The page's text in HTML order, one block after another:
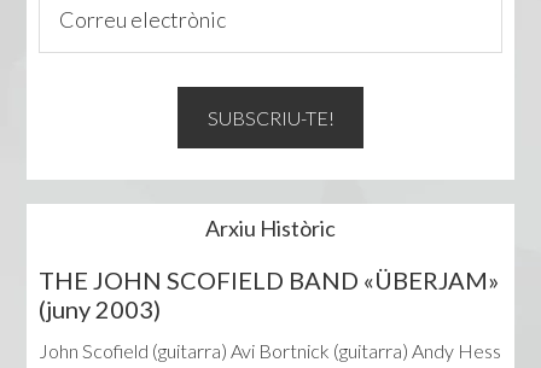
Arxiu Històric
THE JOHN SCOFIELD BAND «ÜBERJAM»
(juny 2003)
John Scofield (guitarra) Avi Bortnick (guitarra) Andy Hess